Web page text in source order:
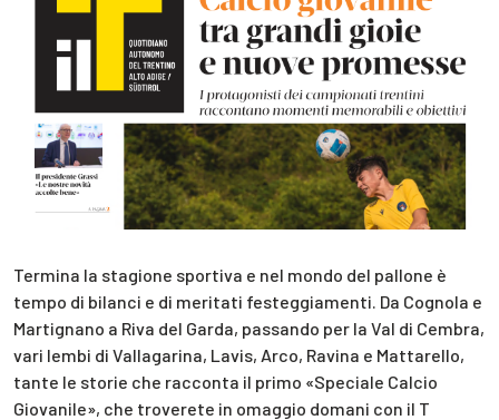
Termina la stagione sportiva e nel mondo del pallone è
tempo di bilanci e di meritati festeggiamenti. Da Cognola e
Martignano a Riva del Garda, passando per la Val di Cembra,
vari lembi di Vallagarina, Lavis, Arco, Ravina e Mattarello,
tante le storie che racconta il primo «Speciale Calcio
Giovanile», che troverete in omaggio domani con il T